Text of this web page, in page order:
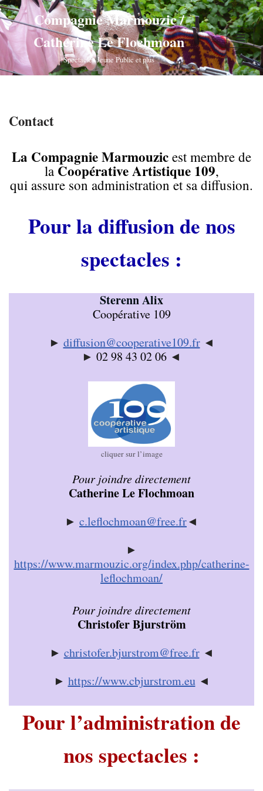
Aller
au
contenu
Compagnie Marmouzic /
Catherine Le Flochmoan
Spectacles Jeune Public et plus
Contact
La Compagnie Marmouzic est membre de
la Coopérative Artistique 109,
qui assure son administration et sa diffusion.
Pour la diffusion de nos
spectacles :
Sterenn Alix
Coopérative 109
► diffusion@cooperative109.fr◄
► 02 98 43 02 06 ◄
cliquer sur l’image
Pour joindre directement
Catherine Le Flochmoan
► c.leflochmoan@free.fr◄
►
https://www.marmouzic.org/index.php/catherine-
leflochmoan/
Pour joindre directement
Christofer Bjurström
► christofer.bjurstrom@free.fr◄
► https://www.cbjurstrom.eu◄
Pour l’administration de
nos spectacles :